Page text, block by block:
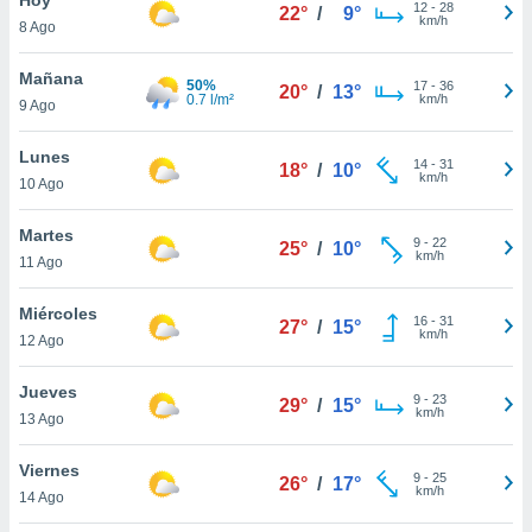
en
más
nuestra
de
cookies
aceptar
8 Ago
22° / 9° 12- 28
km/h
Mañana
9 Ago
50%
0.7 l/m²
20° / 13° 17- 36
km/h
Lunes
10 Ago
18° / 10° 14- 31
km/h
Martes
11 Ago
25° / 10° 9- 22
km/h
Miércoles
12 Ago
27° / 15° 16- 31
km/h
Jueves
13 Ago
29° / 15° 9- 23
km/h
Viernes
14 Ago
26° / 17° 9- 25
km/h